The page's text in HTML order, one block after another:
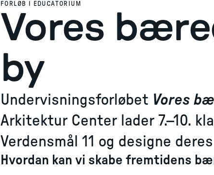
FORLØB I EDUCATORIUM
Vores
by
Undervisningsforløbet Vores
Arkitektur Center lader 7.–10.
Verdensmål 11 og designe
Hvordan kan vi skabe fremtidens